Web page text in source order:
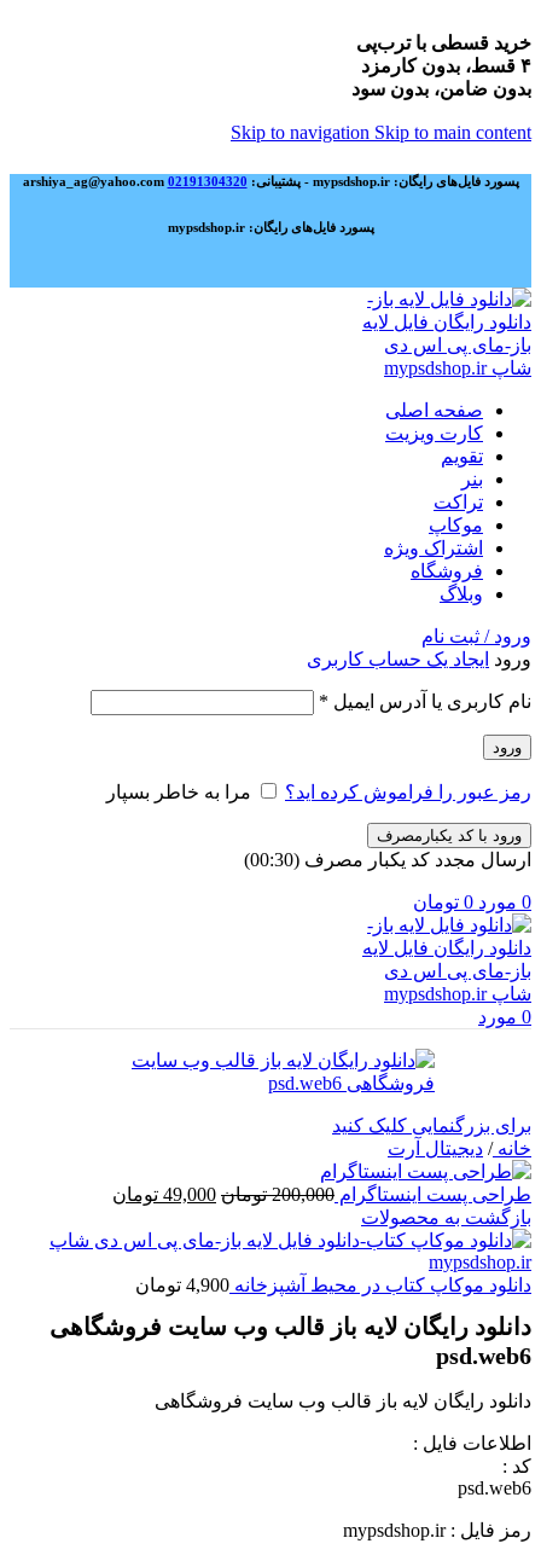
خرید قسطی با ترب‌پی
۴ قسط، بدون کارمزد
بدون ضامن، بدون سود
Skip to navigation Skip to main content
پسورد فایل‌های رایگان: mypsdshop.ir - پشتیبانی: arshiya_ag@yahoo.com 02191304320
پسورد فایل‌های رایگان: mypsdshop.ir
صفحه اصلی
کارت ویزیت
تقویم
بنر
تراکت
موکاپ
اشتراک ویژه
فروشگاه
وبلاگ
ورود / ثبت نام
ورود ایجاد یک حساب کاربری
نام کاربری یا آدرس ایمیل *
ورود
رمز عبور را فراموش کرده اید؟ مرا به خاطر بسپار
ورود با کد یکبارمصرف
ارسال مجدد کد یکبار مصرف (00:
30
)
0 مورد 0 تومان
0 مورد
برای بزرگنمایی کلیک کنید
خانه/ دیجیتال آرت
طراحی پست اینستاگرام 200,000 تومان قیمت
200,000 تومان
49,000 تومان
49,000 تومان
بازگشت به محصولات
دانلود موکاپ کتاب در محیط آشپزخانه 4,900 تومان
دانلود رایگان لایه باز قالب وب سایت فروشگاهی
psd.web6
دانلود رایگان لایه باز قالب وب سایت فروشگاهی
اطلاعات فايل :
کد :
psd.web6
رمز فایل : mypsdshop.ir